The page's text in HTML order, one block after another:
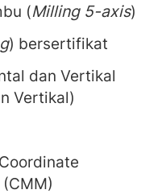
(Milling 5-axis)
) bersertifikat
dan Vertikal
Vertikal)